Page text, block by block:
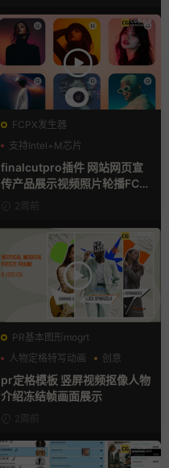
FCPX发生器
支持Intel+M芯片
finalcutpro插件 网站网页宣
传产品展示视频照片轮播FCP
X插件2周前
PR基本图形mogrt
人物定格特写动画
创意
动态海报
pr定格模板 竖屏视频抠像人物
介绍冻结帧画面展示
2周前